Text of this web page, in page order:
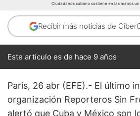
Ciudadanos cubano sostiene en las manos
Recibir más noticias de
Este artículo es de hace 9 años
París, 26 abr (EFE).- El último
organización Reporteros Sin
alertó que Cuba y México son